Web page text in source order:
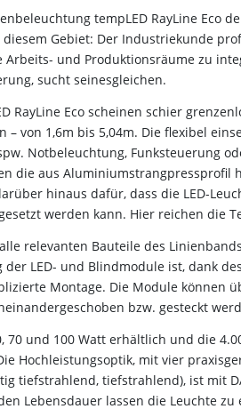
tempLED RayLine Eco
Gebiet: Der Industriekunde
und Produktionsräume zu
sucht seinesgleichen.
RayLine Eco scheinen schier
– von 1,6m bis 5,04m. Die flexibel
Notbeleuchtung, Funksteuerung
die aus Aluminiumstrangpressprofil
hinaus dafür, dass die LED-
werden kann. Hier reichen die
relevanten Bauteile des
LED- und Blindmodule ist, dank
Montage. Die Module können
bzw. gesteckt
70 und 100 Watt erhältlich und die
Hochleistungsoptik, mit vier
tiefstrahlend, tiefstrahlend), ist mit
Lebensdauer lassen die Leuchte